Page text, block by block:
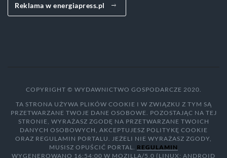
Reklama w energiapress.pl
COPYRIGHT © WYDAWNICTWO GOSPODARCZE 2020.
TA STRONA UŻYWA PLIKÓW COOKIE I W ZWIĄZKU Z TYM SĄ
PRZETWARZANE TWOJE DANE OSOBOWE. POZOSTAJĄC NA TEJ
STRONIE, WYRAŻASZ ZGODĘ NA PRZETWARZANE TWOICH
DANYCH OSOBOWYCH, AKCEPTUJESZ POLITYKĘ COOKIE
ORAZ REGULAMIN PORTALU. JEŻELI NIE WYRAŻASZ ZGODY,
MUSISZ OPUŚCIĆ PORTAL. REGULAMIN
WYGENEROWANO 16:54:00 W MOZILLA/5.0 (LINUX; ANDROID